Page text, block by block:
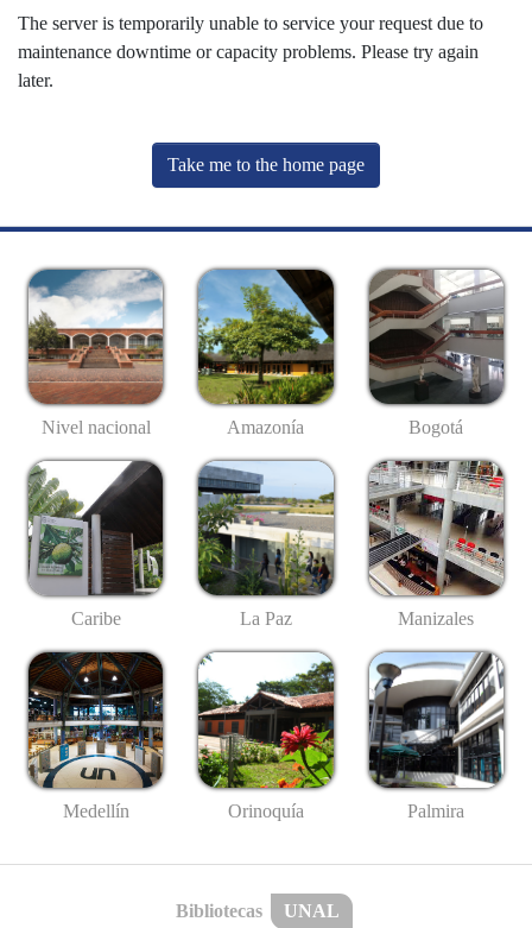
The server is temporarily unable to service your request due to
maintenance downtime or capacity problems. Please try again
later.
Take me to the home page
Nivel nacional Amazonía Bogotá
Caribe La Paz Manizales
Medellín Orinoquía Palmira
Bibliotecas UNAL